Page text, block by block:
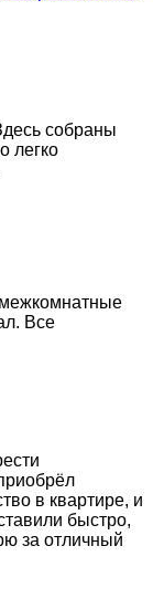
собраны
легко
Все
в квартире, и
быстро,
за отличный